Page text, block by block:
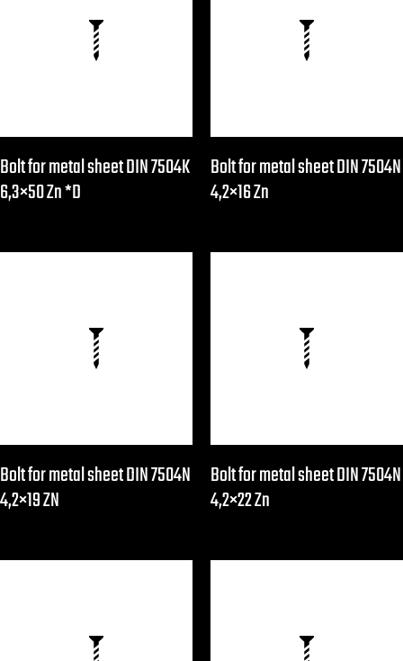
Bolt for metal sheet DIN 7504K
6,3×50 Zn *D
Bolt for metal sheet DIN 7504N
4,2×16 Zn
Bolt for metal sheet DIN 7504N
4,2×19 ZN
Bolt for metal sheet DIN 7504N
4,2×22 Zn